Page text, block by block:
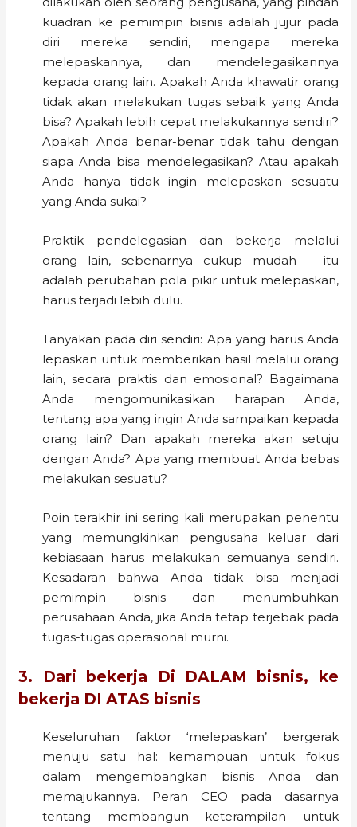
kuadran ke pemimpin bisnis adalah jujur pada
diri mereka sendiri, mengapa mereka
melepaskannya, dan mendelegasikannya
kepada orang lain. Apakah Anda khawatir orang
tidak akan melakukan tugas sebaik yang Anda
bisa? Apakah lebih cepat melakukannya sendiri?
Apakah Anda benar-benar tidak tahu dengan
siapa Anda bisa mendelegasikan? Atau apakah
Anda hanya tidak ingin melepaskan sesuatu
yang Anda sukai?
Praktik pendelegasian dan bekerja melalui
orang lain, sebenarnya cukup mudah – itu
adalah perubahan pola pikir untuk melepaskan,
harus terjadi lebih dulu.
Tanyakan pada diri sendiri: Apa yang harus Anda
lepaskan untuk memberikan hasil melalui orang
lain, secara praktis dan emosional? Bagaimana
Anda mengomunikasikan harapan Anda,
tentang apa yang ingin Anda sampaikan kepada
orang lain? Dan apakah mereka akan setuju
dengan Anda? Apa yang membuat Anda bebas
melakukan sesuatu?
Poin terakhir ini sering kali merupakan penentu
yang memungkinkan pengusaha keluar dari
kebiasaan harus melakukan semuanya sendiri.
Kesadaran bahwa Anda tidak bisa menjadi
pemimpin bisnis dan menumbuhkan
perusahaan Anda, jika Anda tetap terjebak pada
tugas-tugas operasional murni.
3. Dari bekerja Di DALAM bisnis, ke
bekerja DI ATAS bisnis
Keseluruhan faktor ‘melepaskan’ bergerak
menuju satu hal: kemampuan untuk fokus
dalam mengembangkan bisnis Anda dan
memajukannya. Peran CEO pada dasarnya
tentang membangun keterampilan untuk